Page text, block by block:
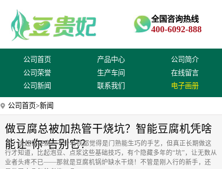
全国咨询热线
400-6092-888
公司首页 产品中心
公司简介
公司荣誉
生产车间
在线留言
公司新闻
联系我们 电子画册
公司首页>新闻
做豆腐总被加热管干烧坑？智能豆腐机凭啥
能让“你”告别它？
说起做豆腐，不少老铁都觉得是门熟能生巧的手艺，但真正长期做这
行才知道，比起泡豆、点浆这些基础技巧，有个隐藏多年的“坑”，让无数从
业者头疼不已——那就是豆腐机锅炉缺水干烧！不管是刚入行的新手，还